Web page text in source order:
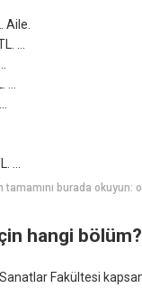
Aile.
...
...
tamamını burada okuyun:
hangi bölüm?
Fakültesi